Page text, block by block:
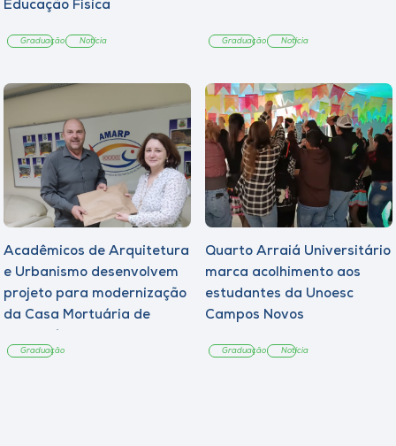
Educação Física
Graduação Notícia Graduação Notícia
Acadêmicos de Arquitetura
e Urbanismo desenvolvem
projeto para modernização
da Casa Mortuária de
Graduação
Quarto Arraiá Universitário
marca acolhimento aos
estudantes da Unoesc
Campos Novos
Graduação Notícia